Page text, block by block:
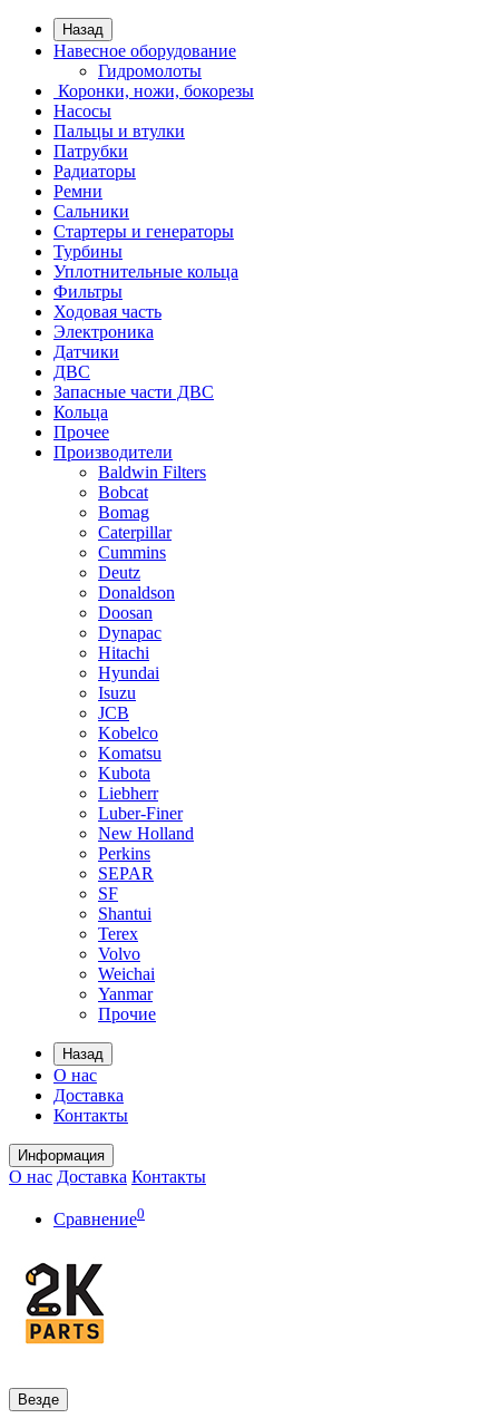
Назад
Навесное оборудование
Гидромолоты
Коронки, ножи, бокорезы
Насосы
Пальцы и втулки
Патрубки
Радиаторы
Ремни
Сальники
Стартеры и генераторы
Турбины
Уплотнительные кольца
Фильтры
Ходовая часть
Электроника
Датчики
ДВС
Запасные части ДВС
Кольца
Прочее
Производители
Baldwin Filters
Bobcat
Bomag
Caterpillar
Cummins
Deutz
Donaldson
Doosan
Dynapac
Hitachi
Hyundai
Isuzu
JCB
Kobelco
Komatsu
Kubota
Liebherr
Luber-Finer
New Holland
Perkins
SEPAR
SF
Shantui
Terex
Volvo
Weichai
Yanmar
Прочие
Назад
О нас
Доставка
Контакты
Информация
О нас Доставка Контакты
Сравнение0
Везде